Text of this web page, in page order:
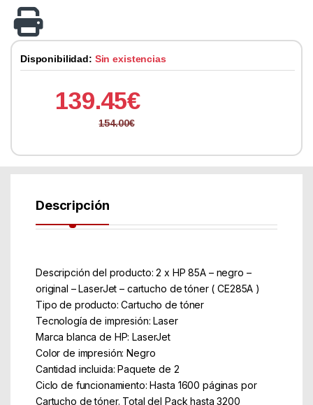
Disponibilidad: Sin existencias
139.45€
154.00€
Descripción
Descripción del producto: 2 x HP 85A – negro –
original – LaserJet – cartucho de tóner ( CE285A )
Tipo de producto: Cartucho de tóner
Tecnología de impresión: Laser
Marca blanca de HP: LaserJet
Color de impresión: Negro
Cantidad incluida: Paquete de 2
Ciclo de funcionamiento: Hasta 1600 páginas por
Cartucho de tóner. Total del Pack hasta 3200